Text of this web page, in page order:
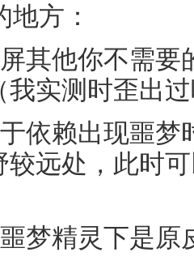
方：
其他你不需
我实测时歪出
依赖出现噩
较远处，此时
梦精灵下是原